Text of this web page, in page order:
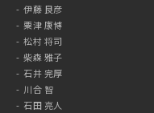
伊藤 良彦
粟津 康博
松村 将司
柴森 雅子
石井 完厚
川合 智
石田 亮人